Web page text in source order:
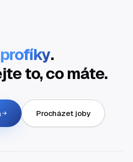
profíky.
to, co máte.
Procházet joby